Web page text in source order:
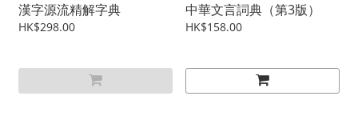
漢字源流精解字典
HK$298.00
中華文言詞典（第3版）
HK$158.00